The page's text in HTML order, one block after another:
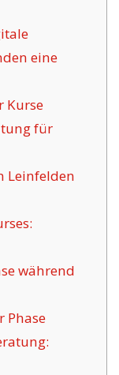
eine
Kurse
für
Leinfelden
während
Phase